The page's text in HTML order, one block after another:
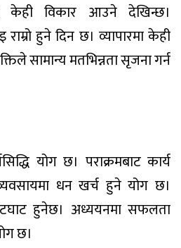
केही विकार आउने देखिन्छ।
राम्रो हुने दिन छ। व्यापारमा केही
सामान्य मतभिन्नता सृजना गर्न
योग छ। पराक्रमबाट कार्य
धन खर्च हुने योग छ।
हुनेछ। अध्ययनमा सफलता
छ।